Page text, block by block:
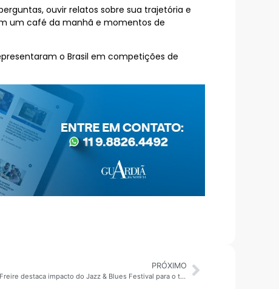
ouvir relatos sobre sua trajetória e
um café da manhã e momentos de
o Brasil em competições de
PRÓXIMO
Direto do palco Pau D’Alho: Prefeito Zé Freire destaca impacto do Jazz & Blues Festival para o turismo e a economia de Guararema